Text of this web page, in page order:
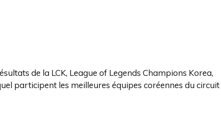
de la LCK, League of Legends Champions Korea,
participent les meilleures équipes coréennes du circuit